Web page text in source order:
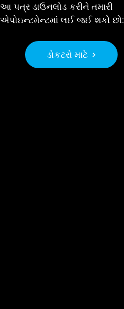
આ પત્ર ડાઉનલોડ કરીને તમારી
એપોઇન્ટમેન્ટમાં લઈ જઈ શકો છો:
ડોકટરો માટે